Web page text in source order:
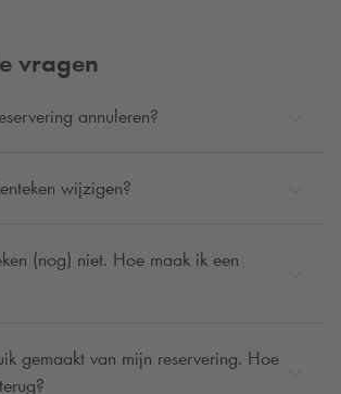
vragen
annuleren?
wijzigen?
(nog) niet. Hoe maak ik een
gemaakt van mijn reservering. Hoe